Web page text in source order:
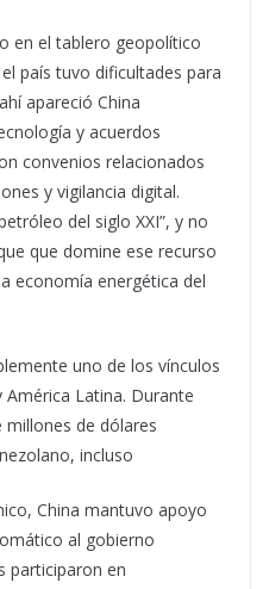
en el tablero geopolítico
país tuvo dificultades para
apareció China
y acuerdos
convenios relacionados
y vigilancia digital.
del siglo XXI”, y no
que domine ese recurso
economía energética del
uno de los vínculos
Latina. Durante
de dólares
incluso
China mantuvo apoyo
al gobierno
participaron en